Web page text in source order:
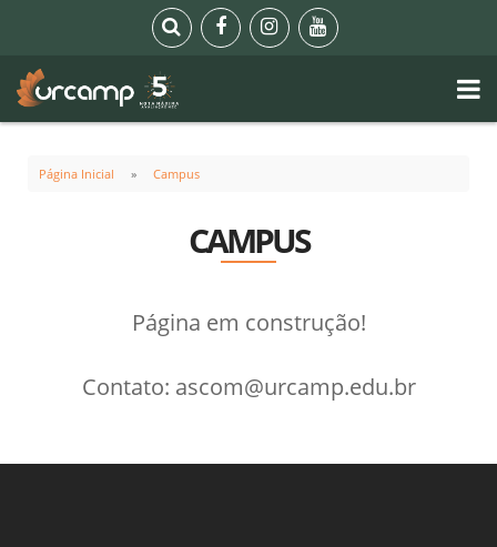
Página Inicial Campus
CAMPUS
Página em construção!
Contato: ascom@urcamp.edu.br